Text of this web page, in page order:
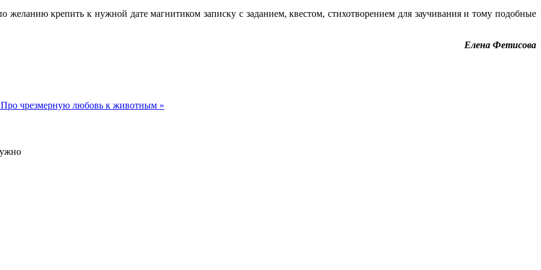
желанию крепить к нужной дате магнитиком записку с заданием, квестом, стихотворением для заучивания и тому подобные
Елена Фетисова
Про чрезмерную любовь к животным »